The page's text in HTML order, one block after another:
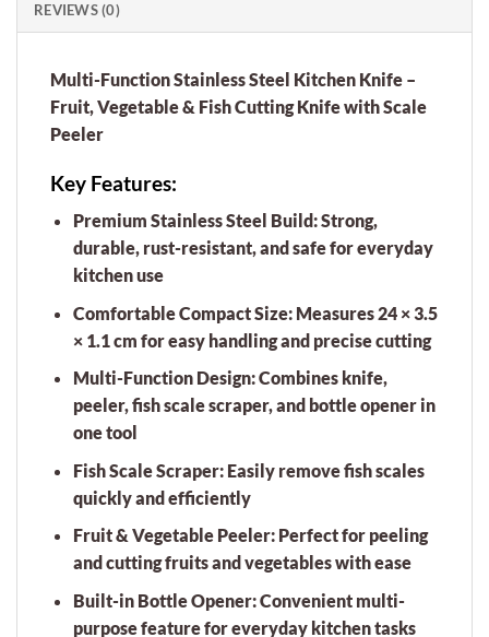
REVIEWS (0)
Multi-Function Stainless Steel Kitchen Knife –
Fruit, Vegetable & Fish Cutting Knife with Scale
Peeler
Key Features:
Premium Stainless Steel Build:Strong,
durable, rust-resistant, and safe for everyday
kitchen use
Comfortable Compact Size:Measures 24 × 3.5
× 1.1 cm for easy handling and precise cutting
Multi-Function Design:Combines knife,
peeler, fish scale scraper, and bottle opener in
one tool
Fish Scale Scraper:Easily remove fish scales
quickly and efficiently
Fruit & Vegetable Peeler:Perfect for peeling
and cutting fruits and vegetables with ease
Built-in Bottle Opener:Convenient multi-
purpose feature for everyday kitchen tasks